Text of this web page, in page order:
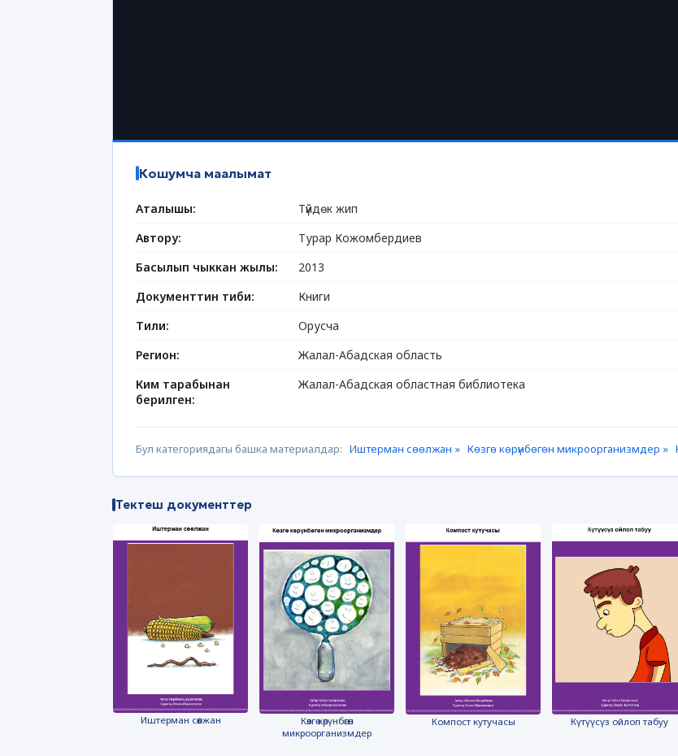
Кошумча маалымат
Аталышы:
Түйдөк жип
Автору:
Турар Кожомбердиев
Басылып чыккан жылы:
2013
Документтин тиби:
Книги
Тили:
Орусча
Регион:
Жалал-Абадская область
Ким тарабынан
берилген:
Жалал-Абадская областная библиотека
Бул категориядагы башка материалдар: Иштерман сөөлжан » Көзгө көрүнбөгөн микроорганизмдер »
Тектеш документтер
Иштерман сөөлжан
Көзгө көрүнбөгөн
микроорганизмдер
Компост кутучасы Күтүүсүз ойлоп табуу